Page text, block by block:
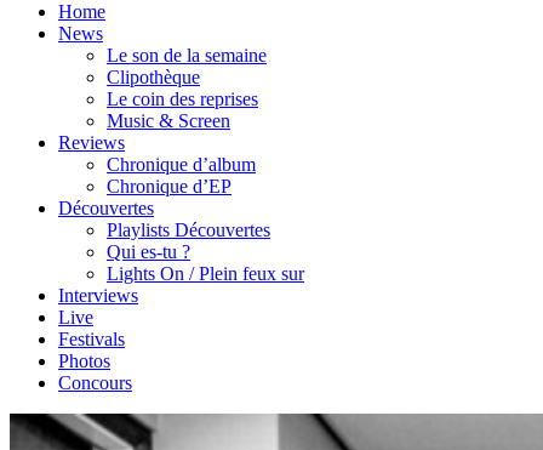
Home
News
Le son de la semaine
Clipothèque
Le coin des reprises
Music & Screen
Reviews
Chronique d’album
Chronique d’EP
Découvertes
Playlists Découvertes
Qui es-tu ?
Lights On / Plein feux sur
Interviews
Live
Festivals
Photos
Concours